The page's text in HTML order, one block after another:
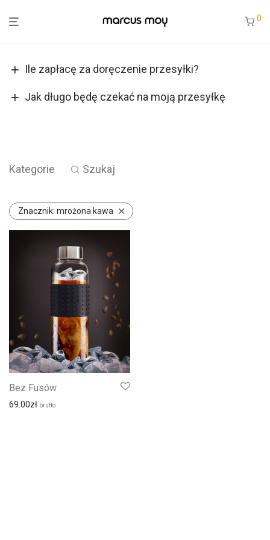
0
Ile zapłacę za doręczenie przesyłki?
Jak długo będę czekać na moją przesyłkę
Kategorie Szukaj
Znacznik: mrożona kawa
Bez Fusów
69.00zł brutto